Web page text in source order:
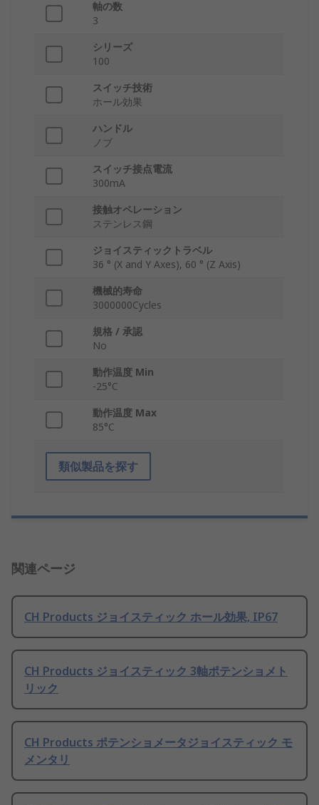
軸の数
3
シリーズ
100
スイッチ技術
ホール効果
ハンドル
ノブ
スイッチ接点電流
300mA
接触オペレーション
ステンレス鋼
ジョイスティックトラベル
36 ° (X and Y Axes), 60 ° (Z Axis)
機械的寿命
3000000Cycles
規格 / 承認
No
動作温度 Min
-25°C
動作温度 Max
85°C
類似製品を探す
関連ページ
CH Products ジョイスティック ホール効果, IP67
CH Products ジョイスティック 3軸ポテンショメト
リック
CH Products ポテンショメータジョイスティック モ
メンタリ